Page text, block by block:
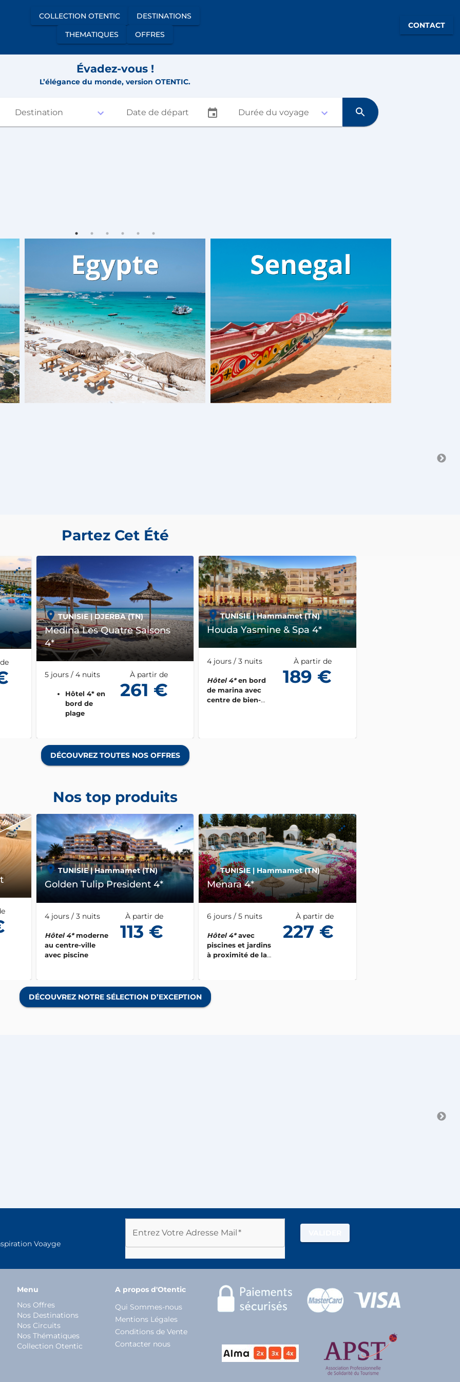
COLLECTION OTENTIC
DESTINATIONS
THEMATIQUES
OFFRES
CONTACT
Évadez-vous !
L’élégance du monde, version OTENTIC.
Destination Date de départ Durée du voyage
Partez Cet Été
TUNISIE| DJERBA (TN)
Medina Les Quatre Saisons
4*
5 jours / 4 nuits
Hôtel 4* en
bord de
plage
Piscine
et plage
aménagée
Animations
pour petits
et grands
Spa, soins et
activités
sportives
variées
À partir de
261 €
TUNISIE| Hammamet (TN)
Houda Yasmine & Spa 4*
4 jours / 3 nuits
Hôtel 4*en bord
de marina avec
centre de bien-
À partir de
189 €
DÉCOUVREZ TOUTES NOS OFFRES
Nos top produits
TUNISIE| Hammamet (TN)
Golden Tulip President 4*
4 jours / 3 nuits
Hôtel 4*moderne
au centre-ville
avec piscine
À partir de
113 €
TUNISIE | Hammamet (TN)
Menara 4*
6 jours / 5 nuits
Hôtel 4*avec
piscines et jardins
à proximité de la
À partir de
227 €
DÉCOUVREZ NOTRE SÉLECTION D’EXCEPTION
Voayge
Entrez Votre Adresse Mail *
Menu
Nos Offres
Nos Destinations
Nos Circuits
Nos Thématiques
Collection Otentic
A propos d'Otentic
Qui Sommes-nous
Mentions Légales
Conditions de Vente
Contacter nous